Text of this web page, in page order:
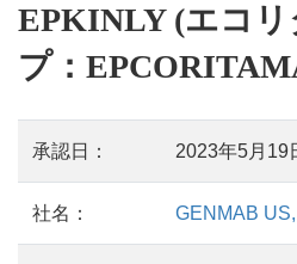
EPKINLY (エコ
プ：
承認日： 2023年5月19
社名： GENMAB